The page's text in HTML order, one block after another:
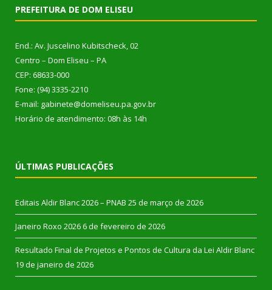
PREFEITURA DE DOM ELISEU
End.: Av. Juscelino Kubitscheck, 02
Centro – Dom Eliseu – PA
CEP: 68633-000
Fone: (94) 3335-2210
E-mail: gabinete@domeliseu.pa.gov.br
Horário de atendimento: 08h às 14h
ÚLTIMAS PUBLICAÇÕES
Editais Aldir Blanc 2026 – PNAB 25 de março de 2026
Janeiro Roxo 2026 6 de fevereiro de 2026
Resultado Final de Projetos e Pontos de Cultura da Lei Aldir Blanc
19 de janeiro de 2026